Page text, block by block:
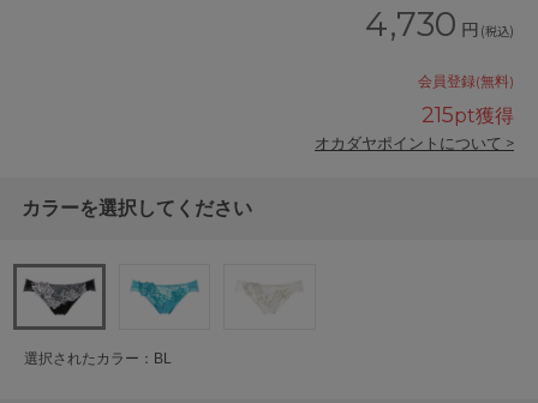
4,730 円 (税込)
会員登録(無料)
215pt獲得
オカダヤポイントについて >
カラーを選択してください
選択されたカラー：BL